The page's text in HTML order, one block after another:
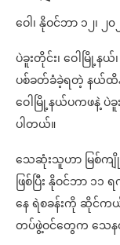
ဝေါ၊ နိုဝင်ဘာ ၁၂၊ ၂၀
ပဲခူးတိုင်း၊ ဝေါမြို့နယ်
ပစ်ခတ်ခံခဲ့ရတဲ့ နယ်ထိ
ဝေါမြို့နယ်ပကဖနဲ့
ပါတယ်။
သေဆုံးသူဟာ မြစ်ကျို
ဖြစ်ပြီး နိုဝင်ဘာ ၁
နေ ရဲစခန်းကို ဆိုင်ကယ်
တပ်ဖွဲ့ဝင်တွေက သေန